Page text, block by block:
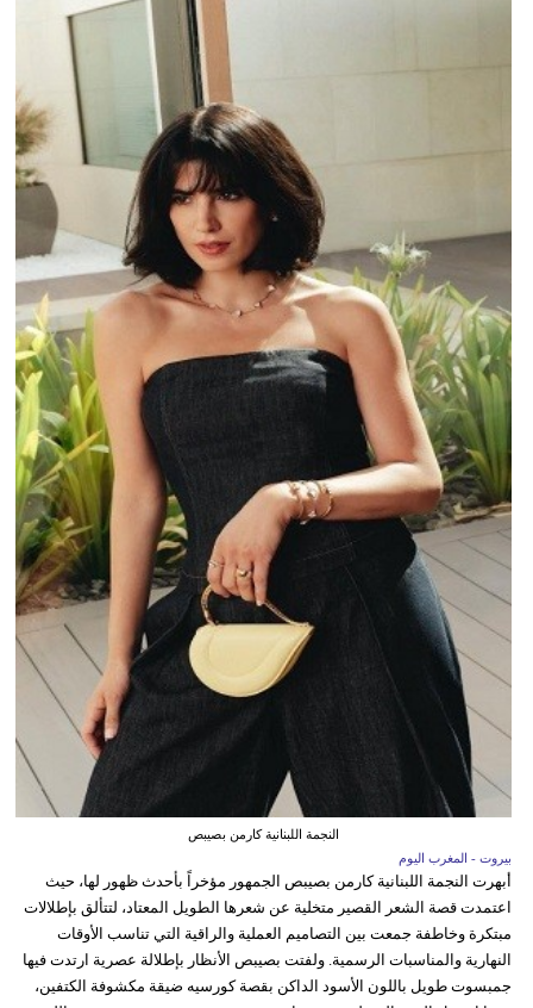
النجمة اللبنانية كارمن بصيبص
بيروت - المغرب اليوم
أبهرت النجمة اللبنانية كارمن بصيبص الجمهور مؤخراً بأحدث ظهور لها، حيث
اعتمدت قصة الشعر القصير متخلية عن شعرها الطويل المعتاد، لتتألق بإطلالات
مبتكرة وخاطفة جمعت بين التصاميم العملية والراقية التي تناسب الأوقات
النهارية والمناسبات الرسمية. ولفتت بصيبص الأنظار بإطلالة عصرية ارتدت فيها
جمبسوت طويل باللون الأسود الداكن بقصة كورسيه ضيقة مكشوفة الكتفين،